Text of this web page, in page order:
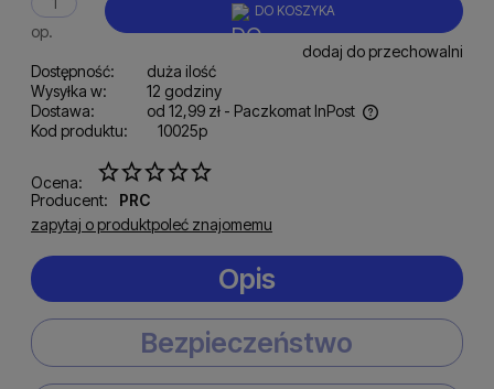
op.
DO KOSZYKA
dodaj do przechowalni
Dostępność:
duża ilość
Wysyłka w:
12 godziny
Dostawa:
od 12,99 zł - Paczkomat InPost
Cena nie zawiera ewentualnych kosztów płatności
Kod produktu: 10025p
Ocena:
Producent:
PRC
zapytaj o produktpoleć znajomemu
Opis
Bezpieczeństwo